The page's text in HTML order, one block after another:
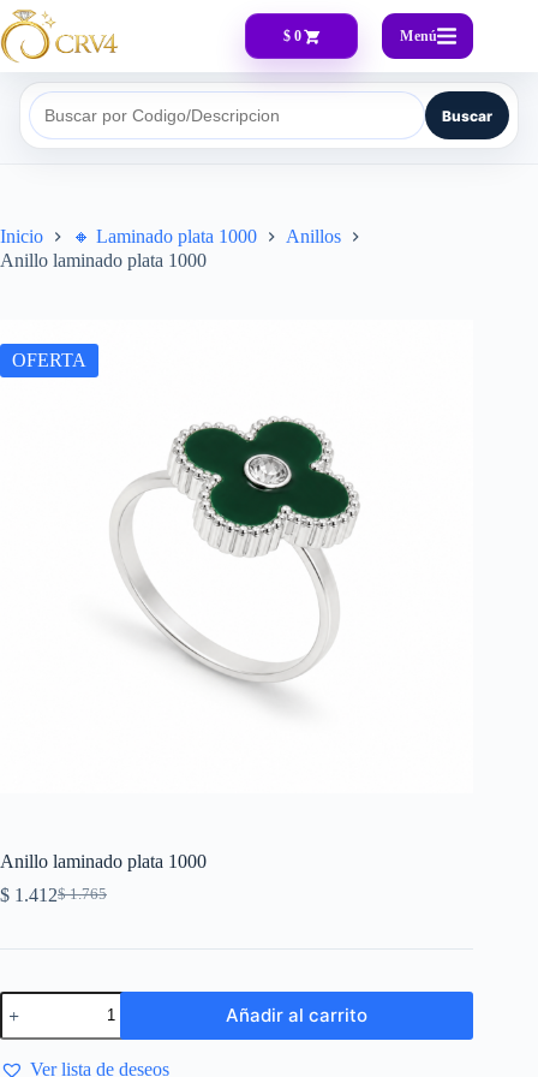
$ 0 Menú
Buscar por Codigo/Descripcion Buscar
Inicio 🔸​ Laminado plata 1000
Anillos
Anillo laminado plata 1000
OFERTA
Anillo laminado plata 1000
$1.765
$ 1.412
Añadir al carrito
Ver lista de deseos